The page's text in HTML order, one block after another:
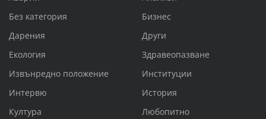
Без категория
Бизнес
Дарения
Други
Екология
Здравеопазване
Извънредно положение
Институции
Интервю
История
Култура
Любопитно